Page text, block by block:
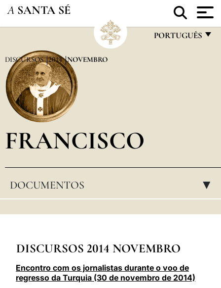
A SANTA SÉ
PORTUGUÊS
POLSKI
DISCURSOS 2014 NOVEMBRO
FRANCISCO
DOCUMENTOS ▸
DISCURSOS 2014 NOVEMBRO
Encontro com os jornalistas durante o voo de
regresso da Turquia (30 de novembro de 2014)